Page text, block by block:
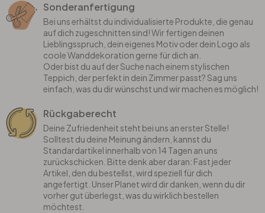
Sonderanfertigung
Bei uns erhältst du individualisierte Produkte, die genau
auf dich zugeschnitten sind! Wir fertigen deinen
Lieblingsspruch, dein eigenes Motiv oder dein Logo als
coole Wanddekoration gerne für dich an.
Oder bist du auf der Suche nach einem stylischen
Teppich, der perfekt in dein Zimmer passt? Sag uns
einfach, was du dir wünschst und wir machen es möglich!
Rückgaberecht
Deine Zufriedenheit steht bei uns an erster Stelle!
Solltest du deine Meinung ändern, kannst du
Standardartikel innerhalb von 14 Tagen an uns
zurückschicken. Bitte denk aber daran: Fast jeder
Artikel, den du bestellst, wird speziell für dich
angefertigt. Unser Planet wird dir danken, wenn du dir
vorher gut überlegst, was du wirklich bestellen
möchtest.